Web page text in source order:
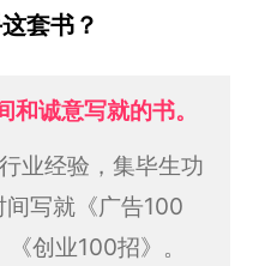
套书？
诚意写就的书。
业经验，集毕生功
写就《广告100
创业100招》。